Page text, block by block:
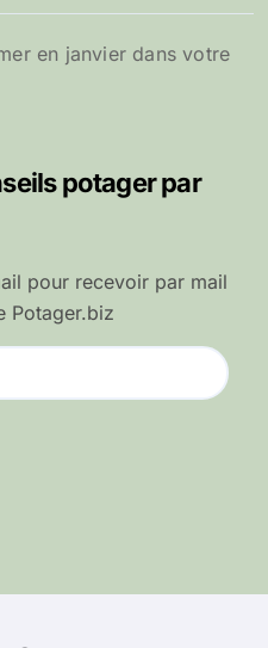
en janvier dans votre
potager par
pour recevoir par mail
Potager.biz